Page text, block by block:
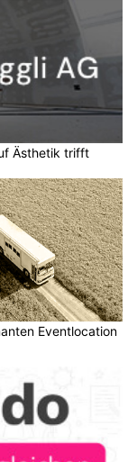
Ästhetik trifft
Eventlocation